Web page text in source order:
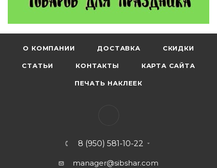
О КОМПАНИИ ДОСТАВКА СКИДКИ
СТАТЬИ КОНТАКТЫ КАРТА САЙТА
ПЕЧАТЬ НАКЛЕЕК
8 (950) 581-10-22
manager@sibshar.com